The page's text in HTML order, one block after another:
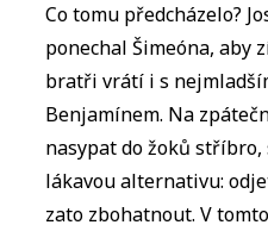
Co tomu předcházelo?
ponechal Šimeóna, aby
bratři vrátí i s
Benjamínem. Na
nasypat do žoků
lákavou alternativu:
zato zbohatnout. V